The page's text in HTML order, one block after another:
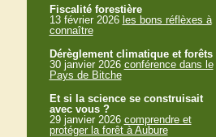
Fiscalité forestière
13 février 2026 les bons réflèxes à
connaître
Dérèglement climatique et forêts
30 janvier 2026 conférence dans le
Pays de Bitche
Et si la science se construisait
avec vous ?
29 janvier 2026 comprendre et
protéger la forêt à Aubure